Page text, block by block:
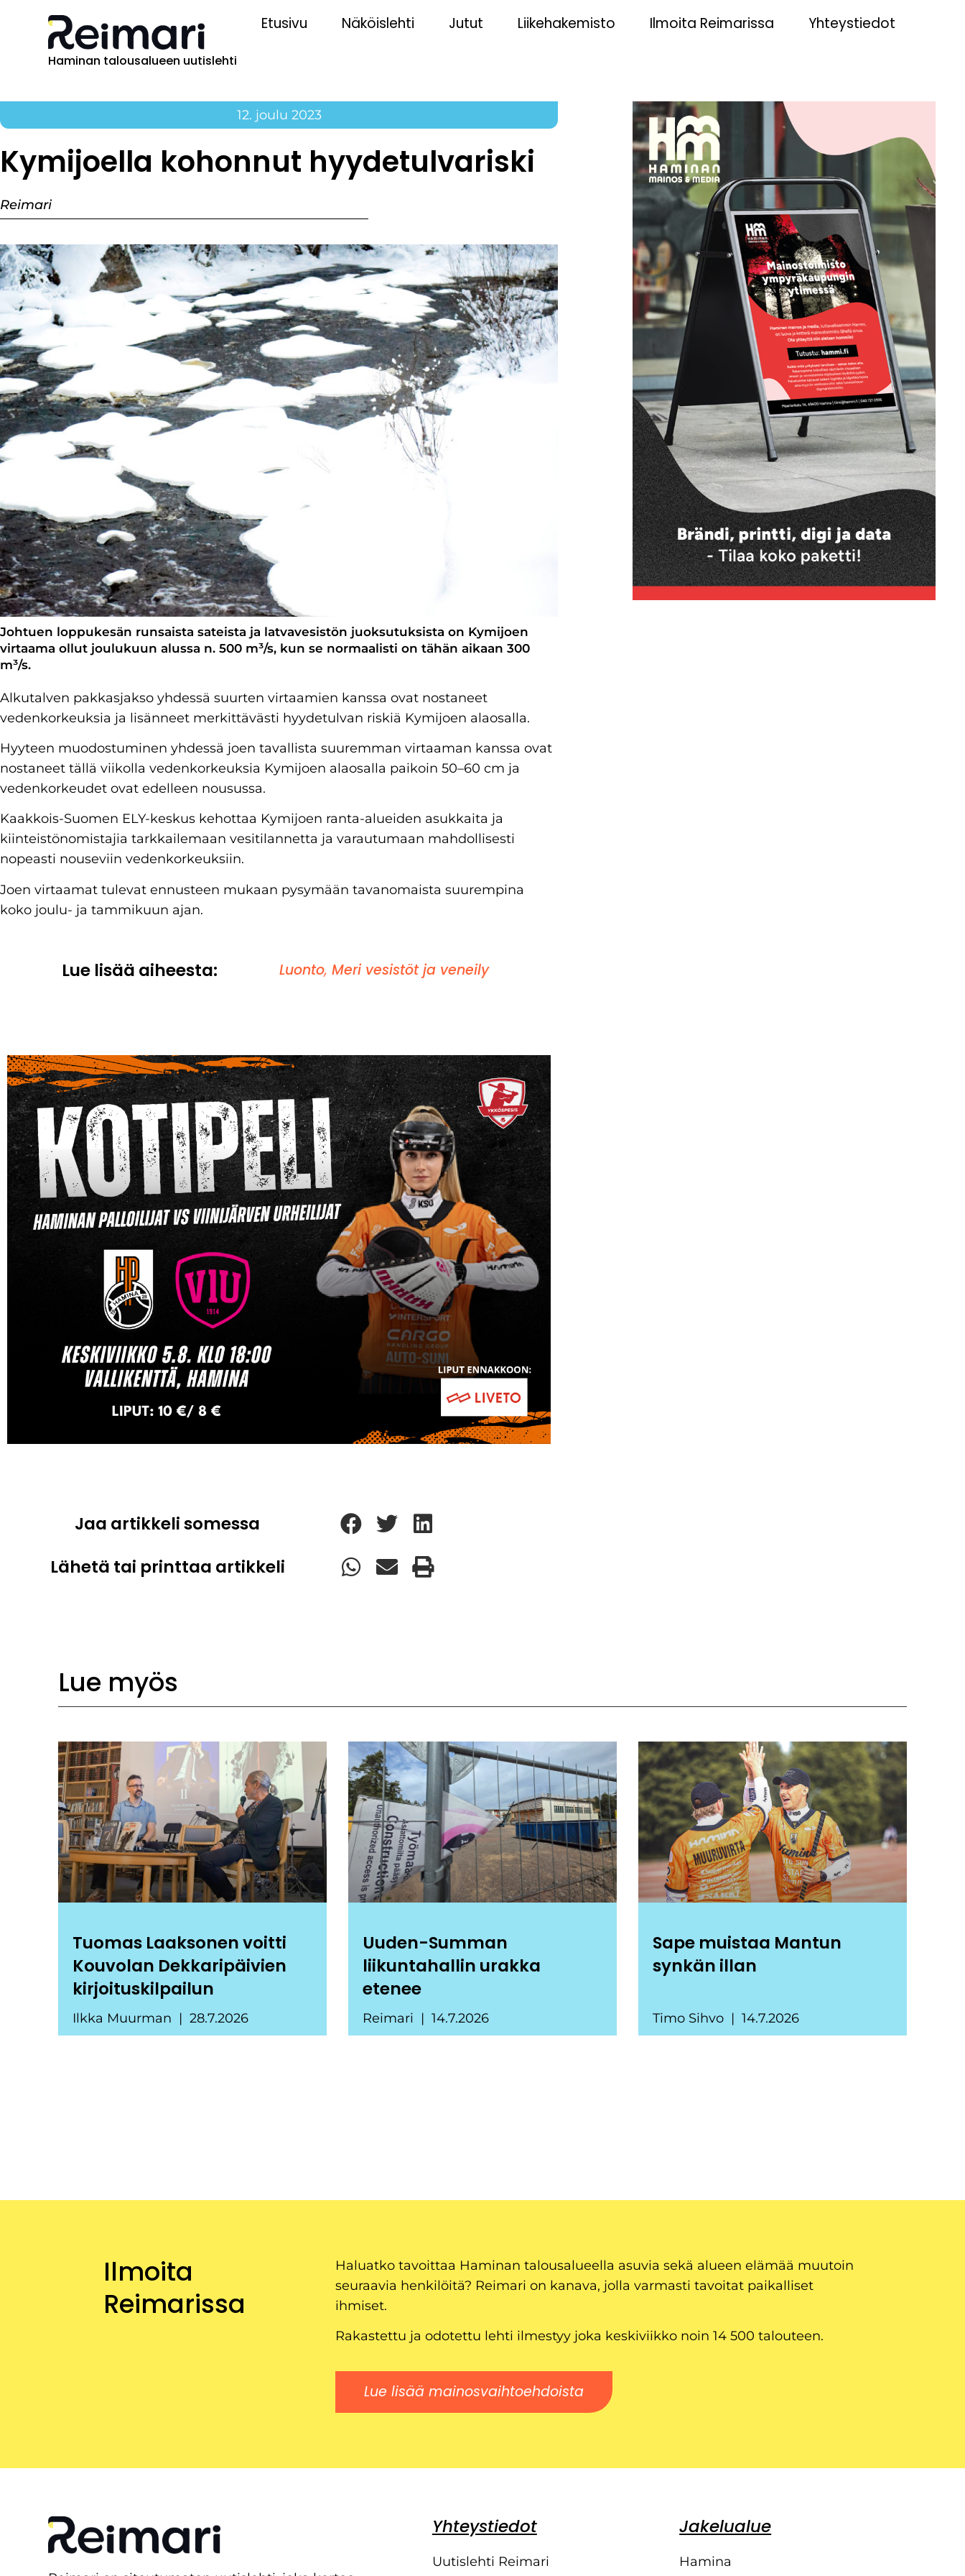
Haminan talousalueen uutislehti
Etusivu Näköislehti Jutut Liikehakemisto Ilmoita Reimarissa Yhteystiedot
12. joulu 2023
Kymijoella kohonnut hyydetulvariski
Reimari
Johtuen loppukesän runsaista sateista ja latvavesistön juoksutuksista on Kymijoen
virtaama ollut joulukuun alussa n. 500 m³/s, kun se normaalisti on tähän aikaan 300
m³/s.
Alkutalven pakkasjakso yhdessä suurten virtaamien kanssa ovat nostaneet
vedenkorkeuksia ja lisänneet merkittävästi hyydetulvan riskiä Kymijoen alaosalla.
Hyyteen muodostuminen yhdessä joen tavallista suuremman virtaaman kanssa ovat
nostaneet tällä viikolla vedenkorkeuksia Kymijoen alaosalla paikoin 50–60 cm ja
vedenkorkeudet ovat edelleen nousussa.
Kaakkois-Suomen ELY-keskus kehottaa Kymijoen ranta-alueiden asukkaita ja
kiinteistönomistajia tarkkailemaan vesitilannetta ja varautumaan mahdollisesti
nopeasti nouseviin vedenkorkeuksiin.
Joen virtaamat tulevat ennusteen mukaan pysymään tavanomaista suurempina
koko joulu- ja tammikuun ajan.
Lue lisää aiheesta: Luonto, Meri vesistöt ja veneily
Jaa artikkeli somessa
Lähetä tai printtaa artikkeli
Lue myös
Tuomas Laaksonen voitti
Kouvolan Dekkaripäivien
kirjoituskilpailun
Ilkka Muurman 28.7.2026
Uuden-Summan
liikuntahallin urakka
etenee
Reimari 14.7.2026
Sape muistaa Mantun
synkän illan
Timo Sihvo 14.7.2026
Ilmoita
Reimarissa
Haluatko tavoittaa Haminan talousalueella asuvia sekä alueen elämää muutoin
seuraavia henkilöitä? Reimari on kanava, jolla varmasti tavoitat paikalliset
ihmiset.
Rakastettu ja odotettu lehti ilmestyy joka keskiviikko noin 14 500 talouteen.
Lue lisää mainosvaihtoehdoista
Yhteystiedot
Uutislehti Reimari
Jakelualue
Hamina